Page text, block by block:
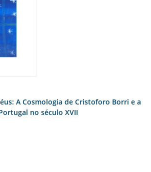
A Cosmologia de Cristoforo Borri e a
no século XVII